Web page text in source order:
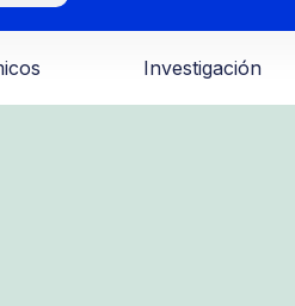
Investigación